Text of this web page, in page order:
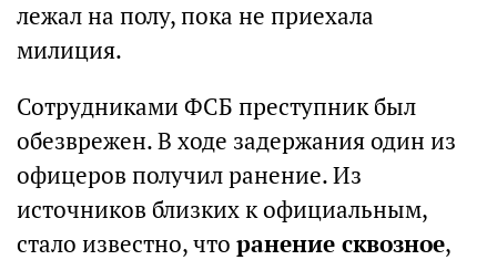
лежал на полу, пока не приехала
милиция.
Сотрудниками ФСБ преступник был
обезврежен. В ходе задержания один из
офицеров получил ранение. Из
источников близких к официальным,
стало известно, что ранение сквозное,